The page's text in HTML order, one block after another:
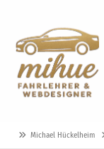
Michael Hückelheim